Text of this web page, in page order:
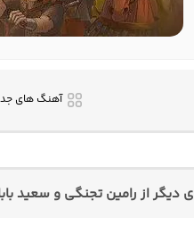
آهنگ های
از رامین تجنگی و سعید